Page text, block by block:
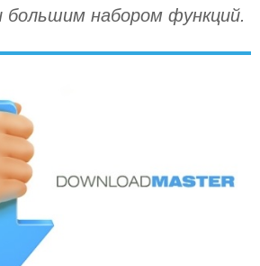
набором функций.